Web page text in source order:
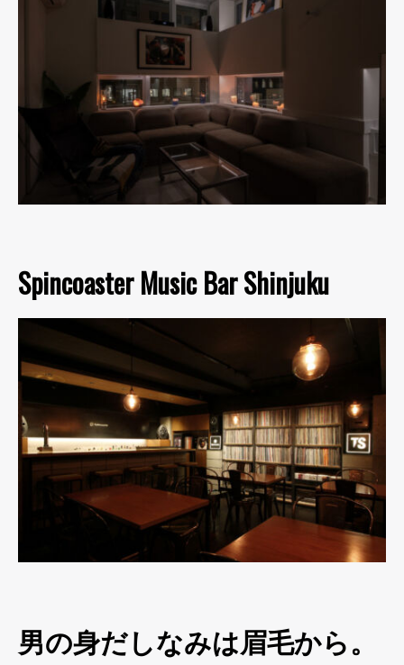
Spincoaster Music Bar Shinjuku
男の身だしなみは眉毛から。